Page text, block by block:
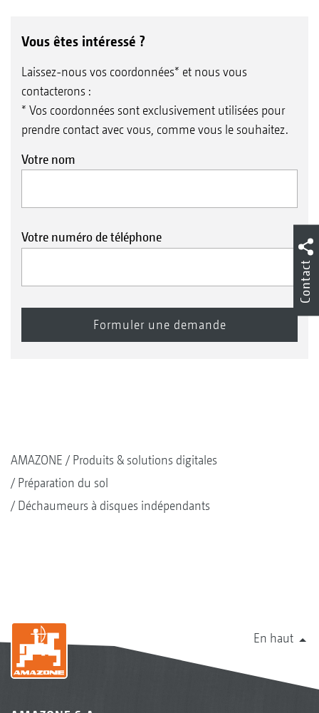
Vous êtes intéressé ?
Laissez-nous vos coordonnées* et nous vous
contacterons :
* Vos coordonnées sont exclusivement utilisées pour
prendre contact avec vous, comme vous le souhaitez.
Votre nom
Votre numéro de téléphone
AMAZONE
Produits & solutions digitales
Préparation du sol
Déchaumeurs à disques indépendants
En haut
Contact